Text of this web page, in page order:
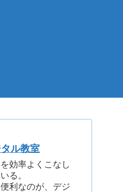
ル教室
効率よくこなし
る。
利なのが、デジ